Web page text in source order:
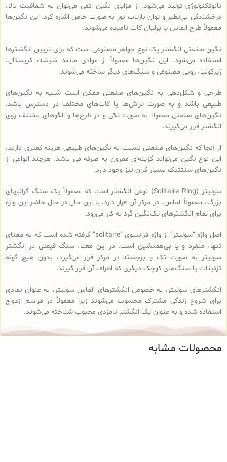
نانوتکنولوژی تولید می‌شود. از مزایای نگین اتمی می‌توان به شفافیت بالا،
درخشندگی بی‌نظیر و توان بازتاب نور به صورت خاص اشاره کرد. این نگین‌ها
معمولاً طرح الماس یا برلیان کات نامیده می‌شوند.
نگین صنعتی انگشتر یک نوع جواهر مصنوعی است که برای تزیین انگشترها
استفاده می‌شود. این نگین‌ها معمولاً از موادی مانند شیشه، کریستال،
زیرکونیا، روبی مصنوعی و سنگ‌های دیگر ساخته می‌شوند.
طراحی و شکل‌دهی به نگین‌های صنعتی ممکن است شبیه به نگین‌های
طبیعی باشد و به صورت تراش‌ها یا کات‌های مختلف در دسترس باشد.
نگین‌های صنعتی معمولا به صورت تکی و در طرح‌ها و الگوهای مختلف روی
انگشتر قرار می‌گیرند.
از آنجا که نگین‌های صنعتی نسبت به نگین‌های طبیعی هزینه کمتری دارند،
این نوع نگین می‌تواند گزینه‌ای مقرون به صرفه می باشد. هرچند انواعی از
نگین‌های سنتتیک بسیار گران نیز وجود دارد.
سولیتر (Solitaire Ring) نوعی انگشتر است که معمولاً یک سنگ گرانبهای
بزرگ، معمولاً الماس، در مرکز آن قرار دارد. با این حال در حال حاضر این واژه
برای تمام انگشترهای تک‌نگین گرد به کار می‌رود.
اصل واژه “سولیتر” از واژه فرانسوی “solitaire” گرفته شده است که به معنای
تنها، منفرد و یا بی‌همنشین است. در این معنا، سنگ قیمتی در انگشتر
سولیتر به صورت تک و برجسته در مرکز قرار می‌گیرد، بدون هیچ گونه
تزئینات یا سنگ‌های کوچک دیگری که اطراف آن قرار گیرند.
انگشترهای سولیتر، به خصوص انگشترهای الماس سولیتر، به عنوان نمادی
برای شروع زندگی مشترک محسوب می‌شوند زیرا معمولاً در مراسم ازدواج
استفاده شده و به عنوان یک انگشتر نامزدی محبوب شناخته می‌شوند.
محصولات مشابه